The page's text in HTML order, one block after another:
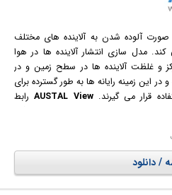
آلوده شدن به آلاینده های مختلف
مدل سازی انتشار آلاینده ها در هوا
و غلظت آلاینده ها در سطح زمین و در
این زمینه رایانه ها به طور گسترده برای
قرار می گیرند.AUSTAL Viewرابط
دارای سیستم لاگرانژی ردیابی ذرات در
میدان باد منحصر به فرد خودش را دارد.
در میدان باد و پراکندگی آلاینده ها
دسته بندی می شوند. در این برنامه سه ورژن T ،G و TG و یک ماژول برای
/ دانلود